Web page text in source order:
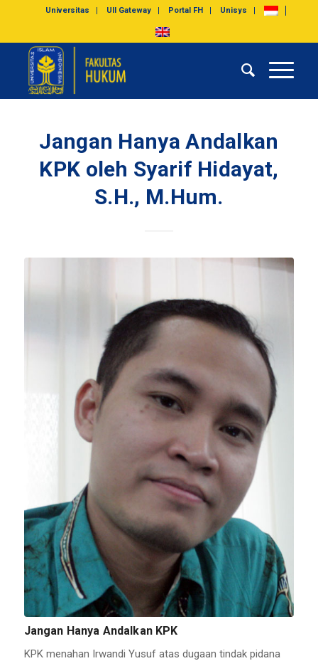
Universitas UII Gateway Portal FH Unisys
Jangan Hanya Andalkan
KPK oleh Syarif Hidayat,
S.H., M.Hum.
Jangan Hanya Andalkan KPK
KPK menahan Irwandi Yusuf atas dugaan tindak pidana